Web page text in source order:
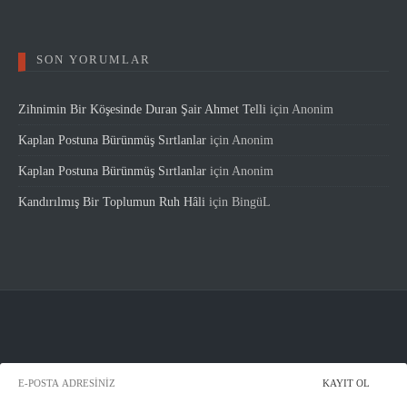
SON YORUMLAR
Zihnimin Bir Köşesinde Duran Şair Ahmet Telli içinAnonim
Kaplan Postuna Bürünmüş Sırtlanlar içinAnonim
Kaplan Postuna Bürünmüş Sırtlanlar içinAnonim
Kandırılmış Bir Toplumun Ruh Hâli için BingüL